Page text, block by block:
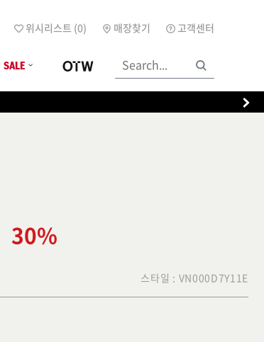
위시리스트 (0) 매장찾기 고객센터
SALE
30%
스타일 : VN000D7Y11E